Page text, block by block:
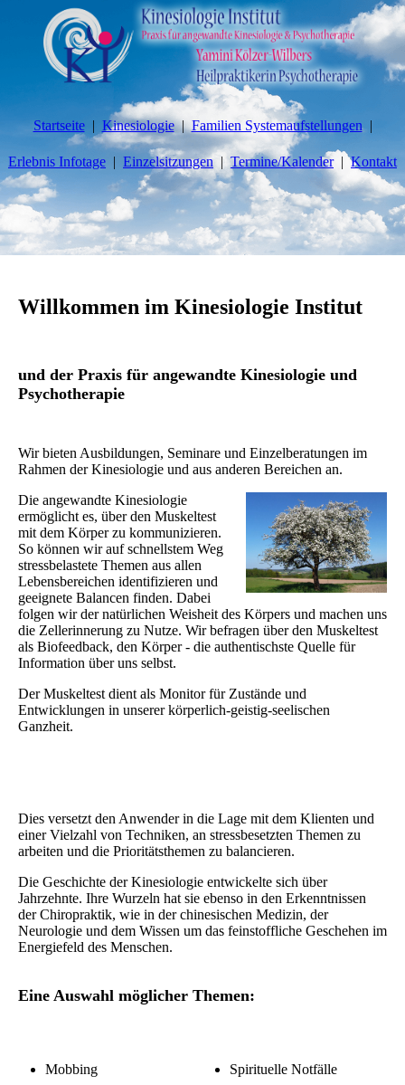
Startseite Kinesiologie Familien Systemaufstellungen
Erlebnis Infotage Einzelsitzungen Termine/Kalender Kontakt
Willkommen im Kinesiologie Institut
und der Praxis für angewandte Kinesiologie und
Psychotherapie
Wir bieten Ausbildungen, Seminare und Einzelberatungen im
Rahmen der Kinesiologie und aus anderen Bereichen an.
Die angewandte Kinesiologie
ermöglicht es, über den Muskeltest
mit dem Körper zu kommunizieren.
So können wir auf schnellstem Weg
stressbelastete Themen aus allen
Lebensbereichen identifizieren und
geeignete Balancen finden. Dabei
folgen wir der natürlichen Weisheit des Körpers und machen uns
die Zellerinnerung zu Nutze. Wir befragen über den Muskeltest
als Biofeedback, den Körper - die authentischste Quelle für
Information über uns selbst.
Der Muskeltest dient als Monitor für Zustände und
Entwicklungen in unserer körperlich-geistig-seelischen
Ganzheit.
Dies versetzt den Anwender in die Lage mit dem Klienten und
einer Vielzahl von Techniken, an stressbesetzten Themen zu
arbeiten und die Prioritätsthemen zu balancieren.
Die Geschichte der Kinesiologie entwickelte sich über
Jahrzehnte. Ihre Wurzeln hat sie ebenso in den Erkenntnissen
der Chiropraktik, wie in der chinesischen Medizin, der
Neurologie und dem Wissen um das feinstoffliche Geschehen im
Energiefeld des Menschen.
Eine Auswahl möglicher Themen:
Mobbing
Spirituelle Notfälle